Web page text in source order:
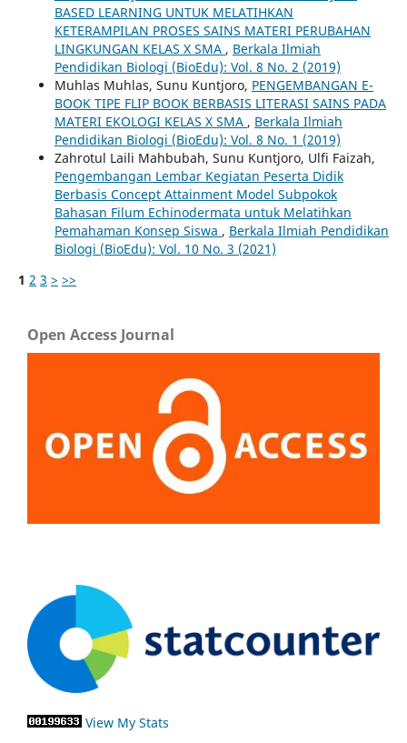
BASED LEARNING UNTUK MELATIHKAN
KETERAMPILAN PROSES SAINS MATERI PERUBAHAN
LINGKUNGAN KELAS X SMA , Berkala Ilmiah
Pendidikan Biologi (BioEdu): Vol. 8 No. 2 (2019)
Muhlas Muhlas, Sunu Kuntjoro, PENGEMBANGAN E-
BOOK TIPE FLIP BOOK BERBASIS LITERASI SAINS PADA
MATERI EKOLOGI KELAS X SMA , Berkala Ilmiah
Pendidikan Biologi (BioEdu): Vol. 8 No. 1 (2019)
Zahrotul Laili Mahbubah, Sunu Kuntjoro, Ulfi Faizah,
Pengembangan Lembar Kegiatan Peserta Didik
Berbasis Concept Attainment Model Subpokok
Bahasan Filum Echinodermata untuk Melatihkan
Pemahaman Konsep Siswa , Berkala Ilmiah Pendidikan
Biologi (BioEdu): Vol. 10 No. 3 (2021)
1 2 3 > >>
Open Access Journal
View My Stats